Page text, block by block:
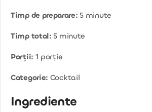
Timp de preparare: 5 minute
Timp total: 5 minute
Porții: 1 porție
Categorie: Cocktail
Ingrediente